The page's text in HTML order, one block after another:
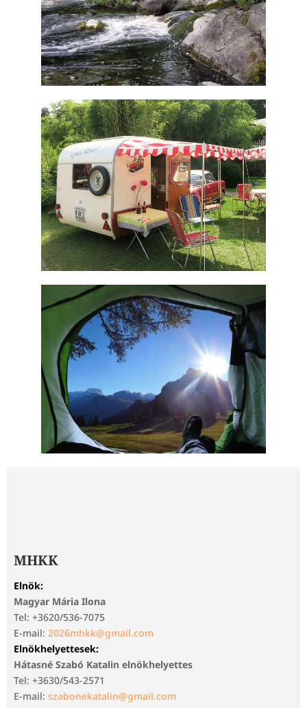
MHKK
Elnök:
Magyar Mária Ilona
Tel: +3620/536-7075
E-mail: 2026mhkk@gmail.com
Elnökhelyettesek:
Hátasné Szabó Katalin elnökhelyettes
Tel: +3630/543-2571
E-mail: szabonekatalin@gmail.com